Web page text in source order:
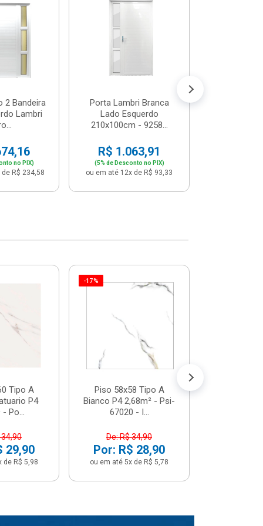
2 Bandeira
Lambri
no PIX)
R$ 234,58
Porta Lambri Branca
Lado Esquerdo
210x100cm - 9258...
R$ 1.063,91
(5% de Desconto no PIX)
ou em até 12x de R$ 93,33
Tipo A
P4
- Po...
34,90
29,90
de R$ 5,98
-17%
Piso 58x58 Tipo A
Bianco P4 2,68m² - Psi-
67020 - I...
De: R$ 34,90
Por: R$ 28,90
ou em até 5x de R$ 5,78